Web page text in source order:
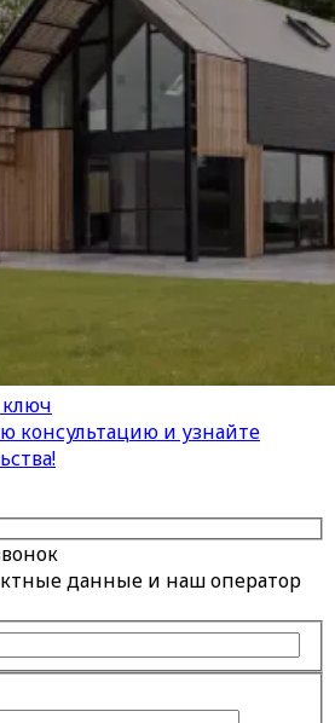
консультацию и узнайте
данные и наш оператор